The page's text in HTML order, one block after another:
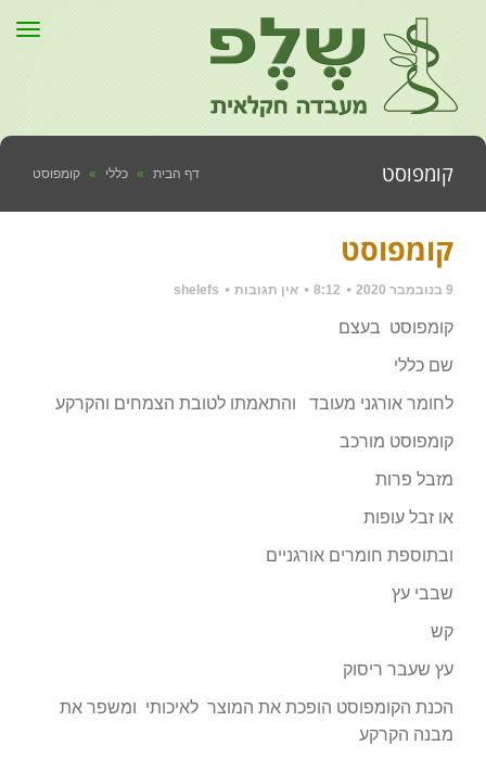
קומפוסט דף הבית » כללי » קומפוסט
קומפוסט
9 בנובמבר 2020 8:12 אין תגובות shelefs
קומפוסט בעצם
שם כללי
לחומר אורגני מעובד והתאמתו לטובת הצמחים והקרקע
קומפוסט מורכב
מזבל פרות
או זבל עופות
ובתוספת חומרים אורגניים
שבבי עץ
קש
עץ שעבר ריסוק
הכנת הקומפוסט הופכת את המוצר לאיכותי ומשפר את
מבנה הקרקע